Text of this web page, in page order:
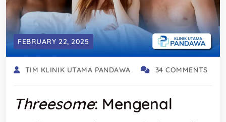
FEBRUARY 22, 2025
TIM KLINIK UTAMA PANDAWA 34 COMMENTS
Threesome: Mengenal